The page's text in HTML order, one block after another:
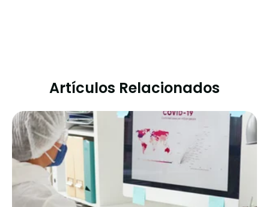
Artículos Relacionados